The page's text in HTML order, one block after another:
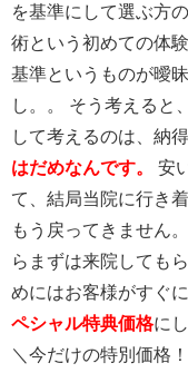
を基準にして選ぶ方
術という初めての体
基準というものが曖
し。。 そう考えると
して考えるのは、納
はだめなんです。
安
て、結局当院に行き
もう戻ってきません
らまずは来院しても
めにはお客様がすぐ
ペシャル特典価格に
＼今だけの特別価格